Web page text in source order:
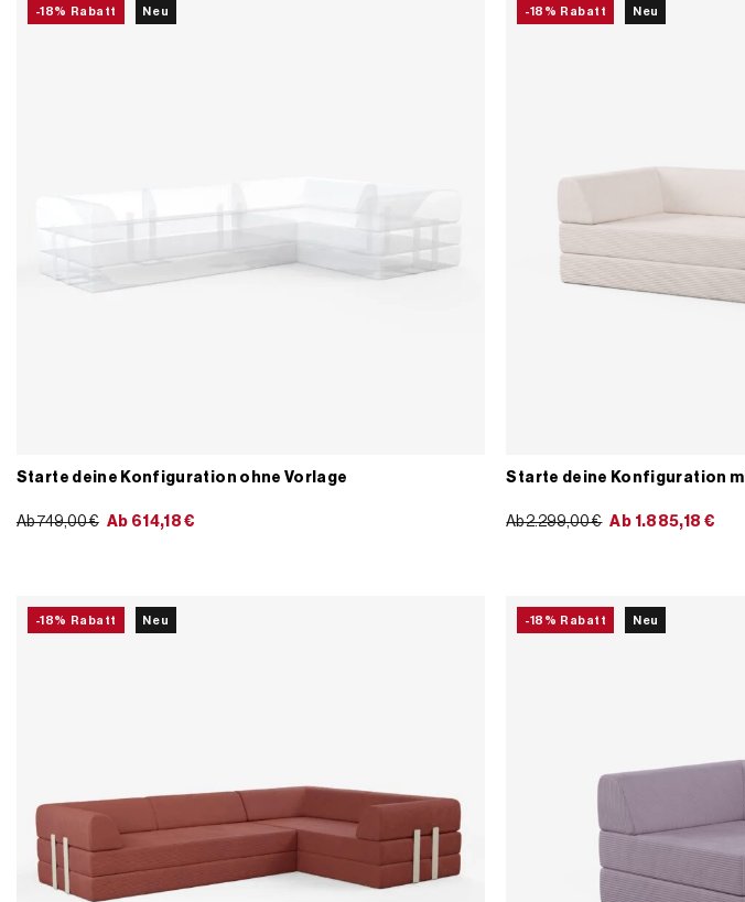
-18% Rabatt Neu
Starte deine Konfiguration ohne Vorlage
Ab 749,00 € Ab 614,18€
-18% Rabatt Neu
Starte deine Konfiguration
Ab 2.299,00 € Ab 1.885,18 €
-18% Rabatt Neu -18% Rabatt Neu